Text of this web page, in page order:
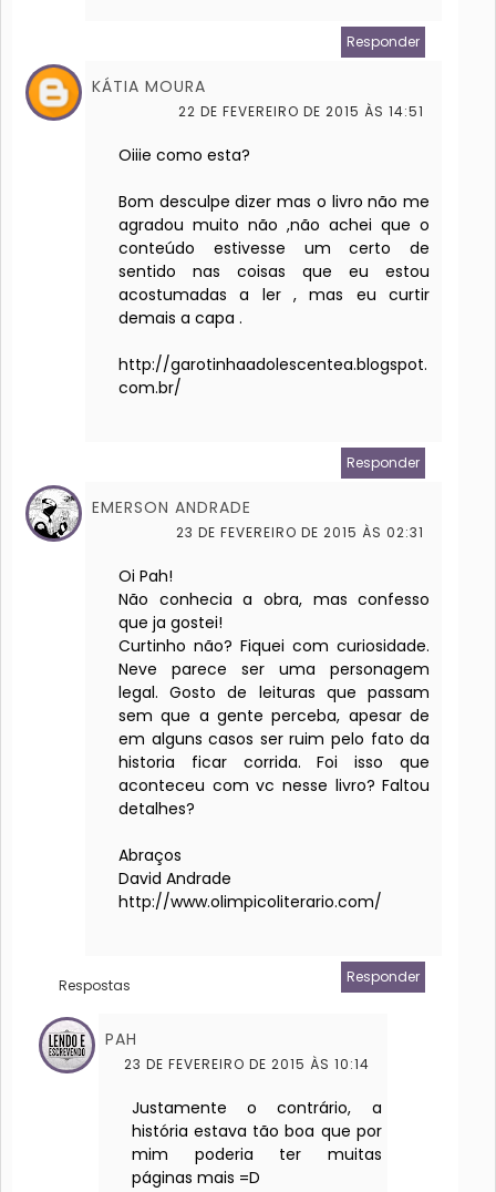
Responder
KÁTIA MOURA
22 DE FEVEREIRO DE 2015 ÀS 14:51
Oiiie como esta?
Bom desculpe dizer mas o livro não me
agradou muito não ,não achei que o
conteúdo estivesse um certo de
sentido nas coisas que eu estou
acostumadas a ler , mas eu curtir
demais a capa .
http://garotinhaadolescentea.blogspot.
com.br/
Responder
EMERSON ANDRADE
23 DE FEVEREIRO DE 2015 ÀS 02:31
Oi Pah!
Não conhecia a obra, mas confesso
que ja gostei!
Curtinho não? Fiquei com curiosidade.
Neve parece ser uma personagem
legal. Gosto de leituras que passam
sem que a gente perceba, apesar de
em alguns casos ser ruim pelo fato da
historia ficar corrida. Foi isso que
aconteceu com vc nesse livro? Faltou
detalhes?
Abraços
David Andrade
http://www.olimpicoliterario.com/
Responder
Respostas
PAH
23 DE FEVEREIRO DE 2015 ÀS 10:14
Justamente o contrário, a
história estava tão boa que por
mim poderia ter muitas
páginas mais =D